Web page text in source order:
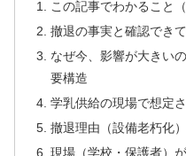
この記事でわかること（
撤退の事実と確認でき
なぜ今、影響が大きい
要構造
学乳供給の現場で想定
撤退理由（設備老朽化
現場（学校・保護者）